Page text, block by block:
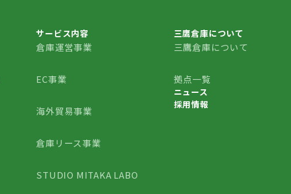
サービス内容
倉庫運営事業
EC事業
海外貿易事業
倉庫リース事業
STUDIO MITAKA LABO
三鷹倉庫について
三鷹倉庫について
拠点一覧
ニュース
ニュース
採用情報